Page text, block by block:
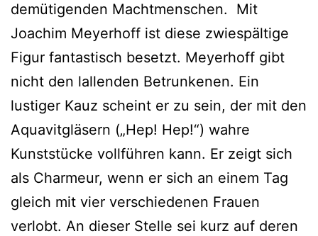
demütigenden Machtmenschen. Mit
Joachim Meyerhoff ist diese zwiespältige
Figur fantastisch besetzt. Meyerhoff gibt
nicht den lallenden Betrunkenen. Ein
lustiger Kauz scheint er zu sein, der mit den
Aquavitgläsern („Hep! Hep!“) wahre
Kunststücke vollführen kann. Er zeigt sich
als Charmeur, wenn er sich an einem Tag
gleich mit vier verschiedenen Frauen
verlobt. An dieser Stelle sei kurz auf deren